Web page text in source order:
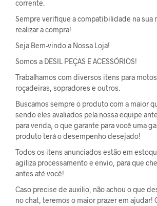
corrente.
Sempre verifique a compatibilidade na sua
realizar a compra!
Seja Bem-vindo a Nossa Loja!
Somos a DESIL PEÇAS E ACESSÓRIOS!
Trabalhamos com diversos itens para
roçadeiras, sopradores e outros.
Buscamos sempre o produto com a maior
sendo eles avaliados pela nossa equipe
para venda, o que garante para você uma
produto terá o desempenho desejado!
Todos os itens anunciados estão em
agiliza processamento e envio, para que
antes até você!
Caso precise de auxilio, não achou o que
no chat, teremos o maior prazer em ajudar!